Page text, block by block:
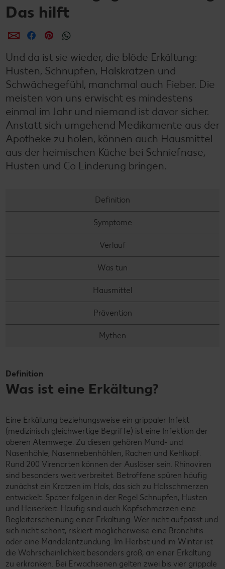
Das hilft
per E-Mail teilen
per Facebook teilen
per Pinterest teilen
Und da ist sie wieder, die blöde Erkältung:
Husten, Schnupfen, Halskratzen und
Schwächegefühl, manchmal auch Fieber. Die
meisten von uns erwischt es mindestens
einmal im Jahr und niemand ist davor sicher.
Anstatt sich umgehend Medikamente aus der
Apotheke zu holen, können auch Hausmittel
aus der heimischen Küche bei Schniefnase,
Husten und Co Linderung bringen.
Definition
Symptome
Verlauf
Was tun
Hausmittel
Prävention
Mythen
Definition
Was ist eine Erkältung?
Eine Erkältung beziehungsweise ein grippaler Infekt
(medizinisch gleichwertige Begriffe) ist eine Infektion der
oberen Atemwege. Zu diesen gehören Mund- und
Nasenhöhle, Nasennebenhöhlen, Rachen und Kehlkopf.
Rund 200 Virenarten können der Auslöser sein. Rhinoviren
sind besonders weit verbreitet. Betroffene spüren häufig
zunächst ein Kratzen im Hals, das sich zu Halsschmerzen
entwickelt. Später folgen in der Regel Schnupfen, Husten
und Heiserkeit. Häufig sind auch Kopfschmerzen eine
Begleiterscheinung einer Erkältung. Wer nicht aufpasst und
sich nicht schont, riskiert möglicherweise eine Bronchitis
oder eine Mandelentzündung. Im Herbst und im Winter ist
die Wahrscheinlichkeit besonders groß, an einer Erkältung
zu erkranken. Bei Erwachsenen gelten zwei bis vier grippale